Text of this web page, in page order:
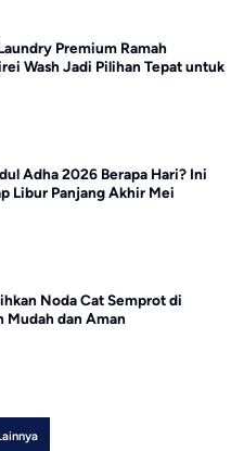
Premium Ramah
Wash Jadi Pilihan Tepat untuk
Adha 2026 Berapa Hari? Ini
Libur Panjang Akhir Mei
Noda Cat Semprot di
Mudah dan Aman